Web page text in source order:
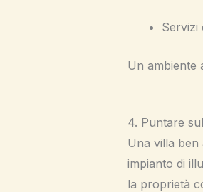
Servizi
Un ambiente
4. Puntare
Una villa
impianto di
la proprietà